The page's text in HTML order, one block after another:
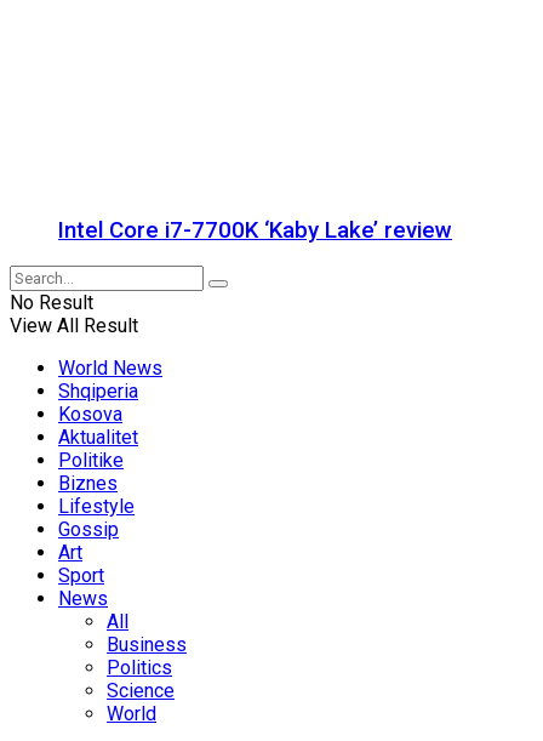
Intel Core i7-7700K ‘Kaby Lake’ review
No Result
View All Result
World News
Shqiperia
Kosova
Aktualitet
Politike
Biznes
Lifestyle
Gossip
Art
Sport
News
All
Business
Politics
Science
World